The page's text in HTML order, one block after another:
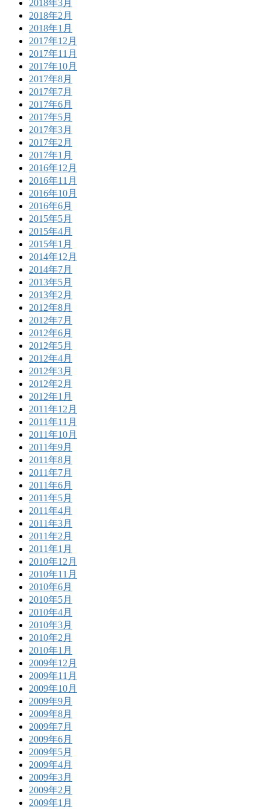
2018年3月
2018年2月
2018年1月
2017年12月
2017年11月
2017年10月
2017年8月
2017年7月
2017年6月
2017年5月
2017年3月
2017年2月
2017年1月
2016年12月
2016年11月
2016年10月
2016年6月
2015年5月
2015年4月
2015年1月
2014年12月
2014年7月
2013年5月
2013年2月
2012年8月
2012年7月
2012年6月
2012年5月
2012年4月
2012年3月
2012年2月
2012年1月
2011年12月
2011年11月
2011年10月
2011年9月
2011年8月
2011年7月
2011年6月
2011年5月
2011年4月
2011年3月
2011年2月
2011年1月
2010年12月
2010年11月
2010年6月
2010年5月
2010年4月
2010年3月
2010年2月
2010年1月
2009年12月
2009年11月
2009年10月
2009年9月
2009年8月
2009年7月
2009年6月
2009年5月
2009年4月
2009年3月
2009年2月
2009年1月